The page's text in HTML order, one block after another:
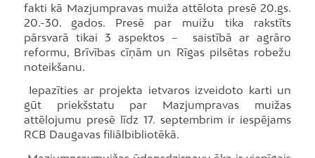
fakti kā Mazjumpravas muiža attēlota presē 20.gs.
20.-30. gados. Presē par muižu tika rakstīts
pārsvarā tikai 3 aspektos – saistībā ar agrāro
reformu, Brīvības cīņām un Rīgas pilsētas robežu
noteikšanu.
Iepazīties ar projekta ietvaros izveidoto karti un
gūt priekšstatu par Mazjumpravas muižas
attēlojumu presē līdz 17. septembrim ir iespējams
RCB Daugavas filiālbibliotēkā.